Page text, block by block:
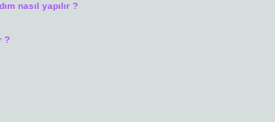
nasıl yapılır ?
?